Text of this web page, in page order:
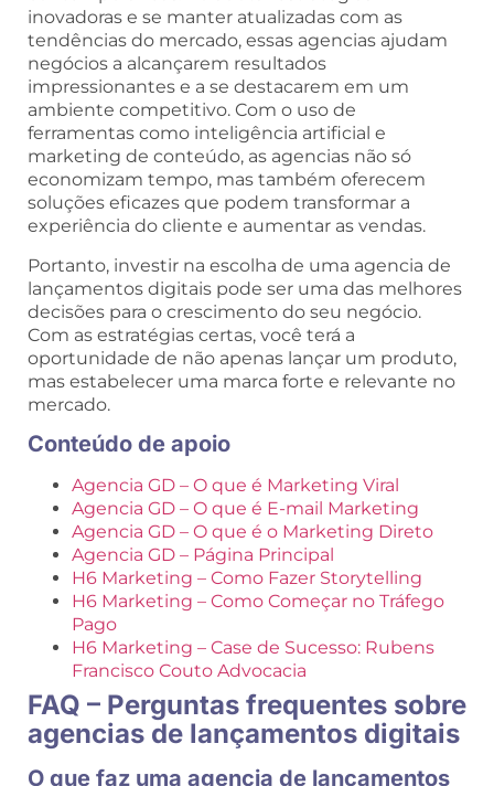
inovadoras e se manter atualizadas com as
tendências do mercado, essas agencias ajudam
negócios a alcançarem resultados
impressionantes e a se destacarem em um
ambiente competitivo. Com o uso de
ferramentas como inteligência artificial e
marketing de conteúdo, as agencias não só
economizam tempo, mas também oferecem
soluções eficazes que podem transformar a
experiência do cliente e aumentar as vendas.
Portanto, investir na escolha de uma agencia de
lançamentos digitais pode ser uma das melhores
decisões para o crescimento do seu negócio.
Com as estratégias certas, você terá a
oportunidade de não apenas lançar um produto,
mas estabelecer uma marca forte e relevante no
mercado.
Conteúdo de apoio
Agencia GD – O que é Marketing Viral
Agencia GD – O que é E-mail Marketing
Agencia GD – O que é o Marketing Direto
Agencia GD – Página Principal
H6 Marketing – Como Fazer Storytelling
H6 Marketing – Como Começar no Tráfego
Pago
H6 Marketing – Case de Sucesso: Rubens
Francisco Couto Advocacia
FAQ – Perguntas frequentes sobre
agencias de lançamentos digitais
O que faz uma agencia de lançamentos